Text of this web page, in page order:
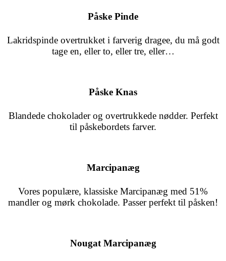
Påske Pinde
Lakridspinde overtrukket i farverig dragee, du må godt
tage en, eller to, eller tre, eller…
Påske Knas
Blandede chokolader og overtrukkede nødder. Perfekt
til påskebordets farver.
Marcipanæg
Vores populære, klassiske Marcipanæg med 51%
mandler og mørk chokolade. Passer perfekt til påsken!
Nougat Marcipanæg